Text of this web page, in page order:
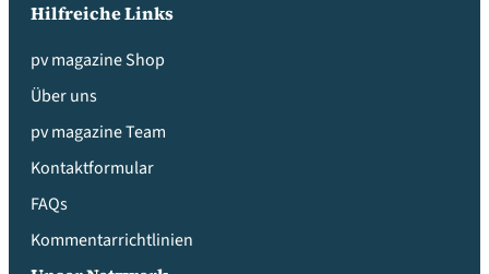
Hilfreiche Links
pv magazine Shop
Über uns
pv magazine Team
Kontaktformular
FAQs
Kommentarrichtlinien